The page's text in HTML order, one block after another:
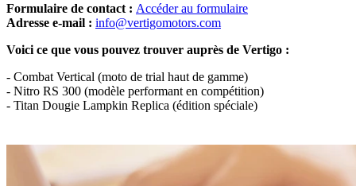
Formulaire de contact : Accéder au formulaire
Adresse e-mail : info@vertigomotors.com
Voici ce que vous pouvez trouver auprès de Vertigo :
- Combat Vertical (moto de trial haut de gamme)
- Nitro RS 300 (modèle performant en compétition)
- Titan Dougie Lampkin Replica (édition spéciale)